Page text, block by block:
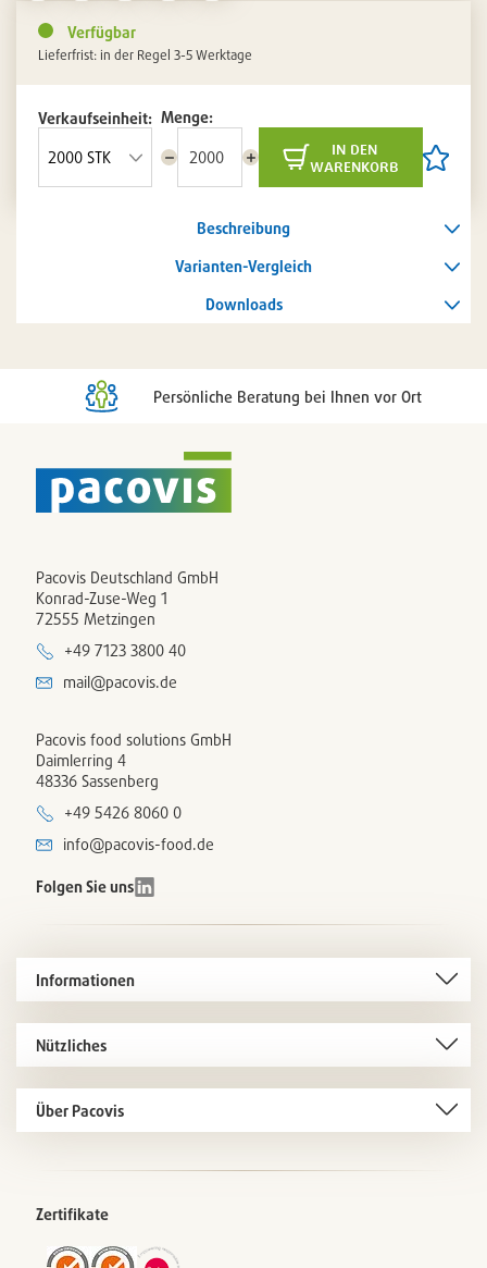
Verfügbar
Lieferfrist: in der Regel 3-5 Werktage
Verkaufseinheit: Menge:
Menge
Menge
in den
warenkorb
Artikel
setzen
Beschreibung
Varianten-Vergleich
Downloads
Persönliche Beratung bei Ihnen vor Ort
Pacovis Deutschland GmbH
Konrad-Zuse-Weg 1
72555 Metzingen
+49 7123 3800 40
mail@pacovis.de
Pacovis food solutions GmbH
Daimlerring 4
48336 Sassenberg
+49 5426 8060 0
info@pacovis-food.de
Folgen Sie uns
Informationen
Nützliches
Über Pacovis
Zertifikate